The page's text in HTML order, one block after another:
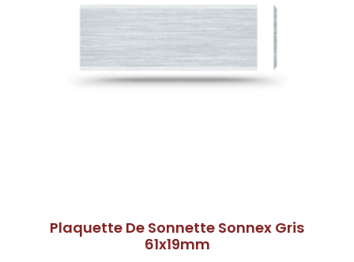
Plaquette De Sonnette Sonnex Gris
61x19mm